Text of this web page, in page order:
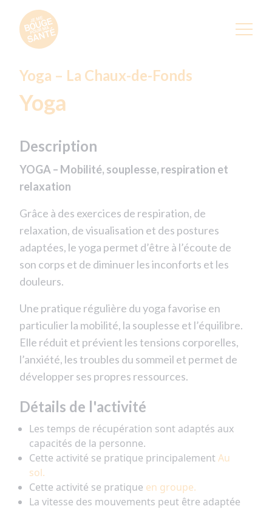
Yoga – La Chaux-de-Fonds
Yoga
Description
YOGA – Mobilité, souplesse, respiration et
relaxation
Grâce à des exercices de respiration, de
relaxation, de visualisation et des postures
adaptées, le yoga permet d’être à l’écoute de
son corps et de diminuer les inconforts et les
douleurs.
Une pratique régulière du yoga favorise en
particulier la mobilité, la souplesse et l’équilibre.
Elle réduit et prévient les tensions corporelles,
l’anxiété, les troubles du sommeil et permet de
développer ses propres ressources.
Détails de l'activité
Les temps de récupération sont adaptés aux
capacités de la personne.
Cette activité se pratique principalementAu
sol.
Cette activité se pratique en groupe.
La vitesse des mouvements peut être adaptée